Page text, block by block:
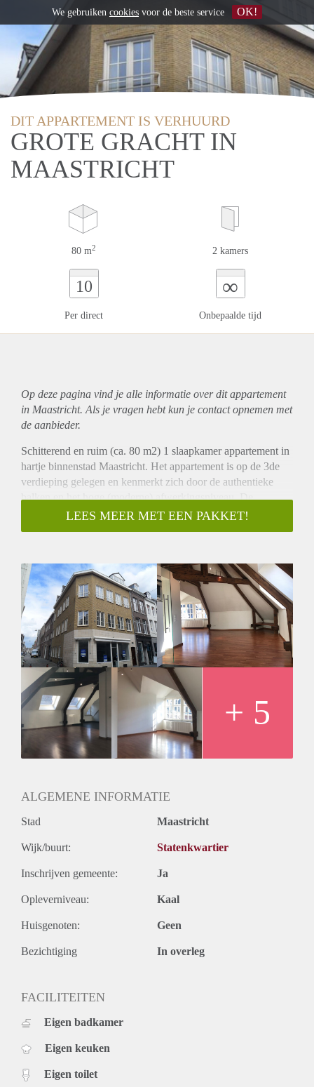
DIT APPARTEMENT IS VERHUURD
GROTE GRACHT IN
MAASTRICHT
80 m2 2 kamers
10
Per direct
∞
Onbepaalde tijd
Op deze pagina vind je alle informatie over ditappartement
in Maastricht. Als je vragen hebt kun je contact opnemen met
de aanbieder.
Schitterend en ruim (ca. 80 m2) 1 slaapkamer appartement in
hartje binnenstad Maastricht. Het appartement is op de 3de
verdieping gelegen en kenmerkt zich door de authentieke
balken en het hoge (moderne) afwerkingsniveau. De
woonkamer sluit aan op de luxe, open keuken welke is v.v.
een combi oven, vaatwasser, gaskookplaat, afzuiging en
gelegen. Bij het gehuurde hoort een bergzolder welke
middels een vlizotrap te bereiken is. Bij het gehuurde zijn een
wasmachine en wasdroger inbegrepen.
Huurprijs incl. servicekosten, excl. G/W/E bedraagt € 975,-
per maand. Waarborgsom is gelijk aan 2 maanden huur. Niet
beschikbaar voor studenten.
LEES MEER MET EEN PAKKET!
+ 5
ALGEMENE INFORMATIE
Stad Maastricht
Wijk/buurt: Statenkwartier
Inschrijven gemeente: Ja
Opleverniveau: Kaal
Huisgenoten: Geen
Bezichtiging In overleg
FACILITEITEN
Eigen badkamer
Eigen keuken
Eigen toilet
We gebruiken cookies voor de beste service OK!